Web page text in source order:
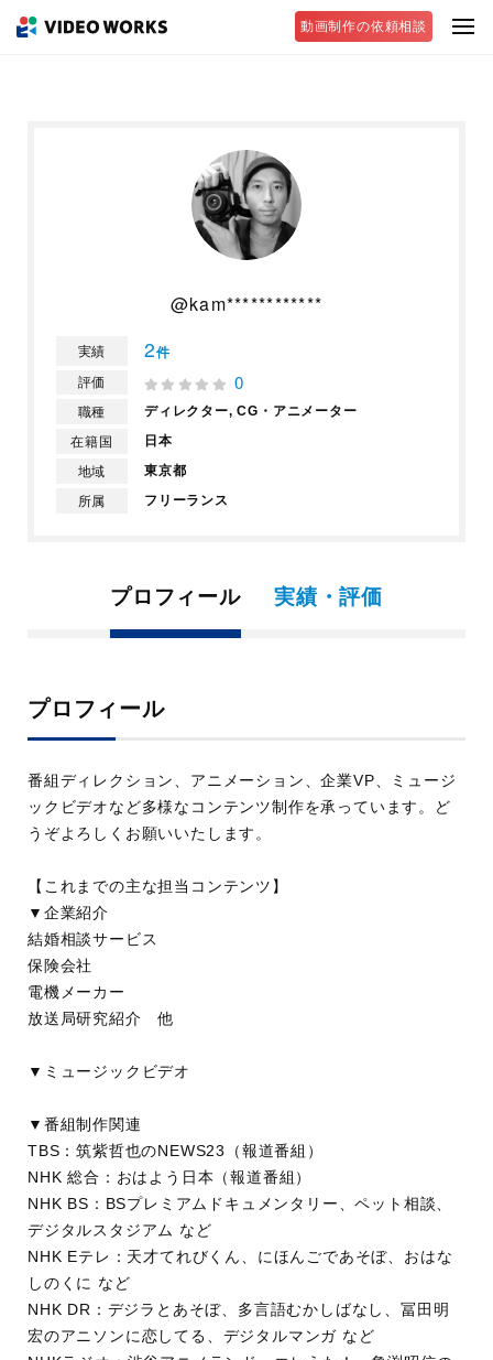
動画制作の依頼相談
@kam************
実績 2件
評価
0
職種 ディレクター,CG・アニメーター
在籍国
日本
地域
東京都
所属
フリーランス
プロフィール 実績・評価
プロフィール
番組ディレクション、アニメーション、企業VP、ミュージ
ックビデオなど多様なコンテンツ制作を承っています。ど
うぞよろしくお願いいたします。
【これまでの主な担当コンテンツ】
▼企業紹介
結婚相談サービス
保険会社
電機メーカー
放送局研究紹介 他
▼ミュージックビデオ
▼番組制作関連
TBS：筑紫哲也のNEWS23（報道番組）
NHK 総合：おはよう日本（報道番組）
NHK BS：BSプレミアムドキュメンタリー、ペット相談、
デジタルスタジアム など
NHK Eテレ：天才てれびくん、にほんごであそぼ、おはな
しのくに など
NHK DR：デジラとあそぼ、多言語むかしばなし、冨田明
宏のアニソンに恋してる、デジタルマンガ など